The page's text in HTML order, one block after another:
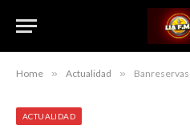
Home » Actualidad » Banreservas apuesta por servicios
ACTUALIDAD